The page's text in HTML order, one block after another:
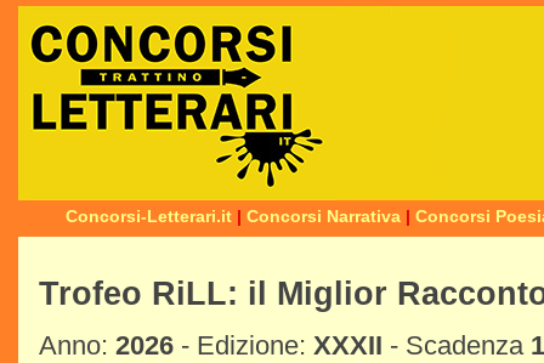
Concorsi-Letterari.it | Concorsi Narrativa | Concorsi
Trofeo RiLL: il Miglior
Anno: 2026 - Edizione: XXXII - Scadenza